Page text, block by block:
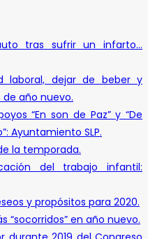
tras sufrir un infarto…
laboral, dejar de beber y
año nuevo.
“En son de Paz” y “De
Ayuntamiento SLP.
la temporada.
del trabajo infantil:
y propósitos para 2020.
“socorridos” en año nuevo.